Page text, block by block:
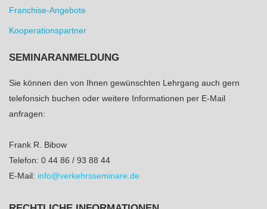
Franchise-Angebote
Kooperationspartner
SEMINARANMELDUNG
Sie können den von Ihnen gewünschten Lehrgang auch gern
telefonsich buchen oder weitere Informationen per E-Mail
anfragen:
Frank R. Bibow
Telefon: 0 44 86 / 93 88 44
E-Mail: info@verkehrsseminare.de